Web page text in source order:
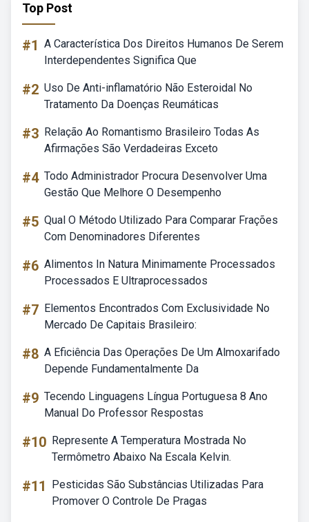
Top Post
#1 A Característica Dos Direitos Humanos De Serem
Interdependentes Significa Que
#2 Uso De Anti-inflamatório Não Esteroidal No
Tratamento Da Doenças Reumáticas
#3 Relação Ao Romantismo Brasileiro Todas As
Afirmações São Verdadeiras Exceto
#4 Todo Administrador Procura Desenvolver Uma
Gestão Que Melhore O Desempenho
#5 Qual O Método Utilizado Para Comparar Frações
Com Denominadores Diferentes
#6 Alimentos In Natura Minimamente Processados
Processados E Ultraprocessados
#7 Elementos Encontrados Com Exclusividade No
Mercado De Capitais Brasileiro:
#8 A Eficiência Das Operações De Um Almoxarifado
Depende Fundamentalmente Da
#9 Tecendo Linguagens Língua Portuguesa 8 Ano
Manual Do Professor Respostas
#10 Represente A Temperatura Mostrada No
Termômetro Abaixo Na Escala Kelvin.
#11
Pesticidas São Substâncias Utilizadas Para
Promover O Controle De Pragas